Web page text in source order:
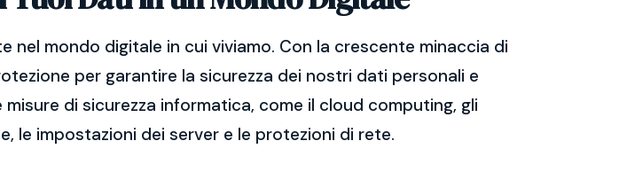
nel mondo digitale in cui viviamo. Con la crescente minaccia di
per garantire la sicurezza dei nostri dati personali e
di sicurezza informatica, come il cloud computing, gli
le impostazioni dei server e le protezioni di rete.